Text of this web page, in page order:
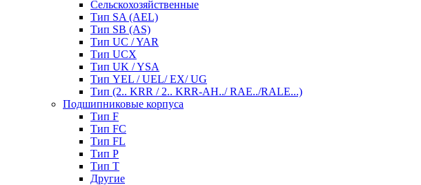
Сельскохозяйственные
Тип SA (AEL)
Тип SB (AS)
Тип UC / YAR
Тип UCX
Тип UK / YSA
Тип YEL / UEL/ EX/ UG
Тип (2.. KRR / 2.. KRR-AH../ RAE../RALE...)
Подшипниковые корпуса
Тип F
Тип FC
Тип FL
Тип P
Тип T
Другие